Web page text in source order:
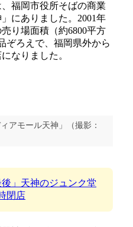
福岡市役所そばの商業
にありました。2001年
り場面積（約6800平方
ぞろえで、福岡県外から
なりました。
アモール天神」（撮影：
後」天神のジュンク堂
閉店